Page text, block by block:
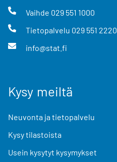
Vaihde 029 551 1000
Tietopalvelu 029 551 2220
info@stat.fi
Kysy meiltä
Neuvonta ja tietopalvelu
Kysy tilastoista
Usein kysytyt kysymykset